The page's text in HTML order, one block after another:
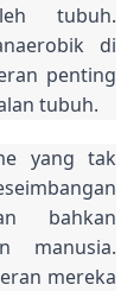
tubuh.
di
penting
tubuh.
yang tak
bahkan
manusia.
mereka